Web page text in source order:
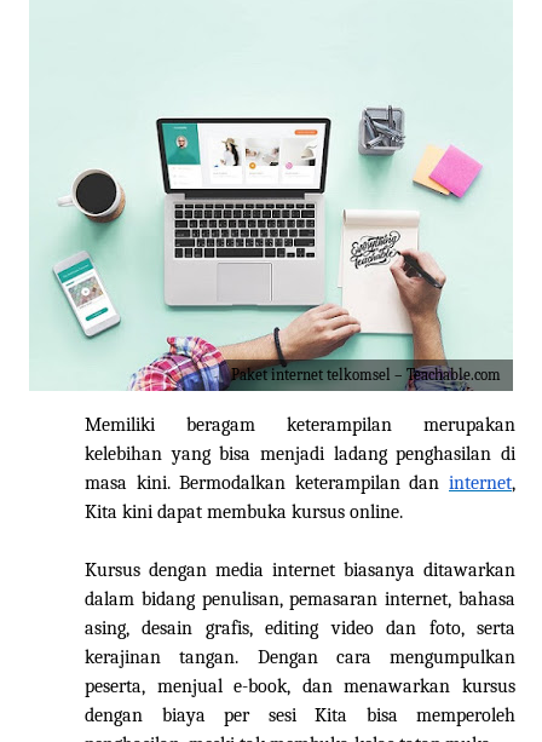
Paket internet telkomsel – Teachable.com
Memiliki beragam keterampilan merupakan
kelebihan yang bisa menjadi ladang penghasilan di
masa kini. Bermodalkan keterampilan dan internet,
Kita kini dapat membuka kursus online.
Kursus dengan media internet biasanya ditawarkan
dalam bidang penulisan, pemasaran internet, bahasa
asing, desain grafis, editing video dan foto, serta
kerajinan tangan. Dengan cara mengumpulkan
peserta, menjual e-book, dan menawarkan kursus
dengan biaya per sesi Kita bisa memperoleh